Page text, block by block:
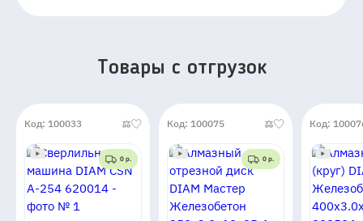
Товары c отгрузок
Код: 100033
0 р.
Код: 100075
0 р.
Код: